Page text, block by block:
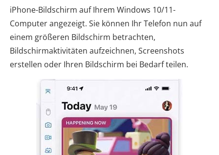
iPhone-Bildschirm auf Ihrem Windows 10/11-
Computer angezeigt. Sie können Ihr Telefon nun auf
einem größeren Bildschirm betrachten,
Bildschirmaktivitäten aufzeichnen, Screenshots
erstellen oder Ihren Bildschirm bei Bedarf teilen.